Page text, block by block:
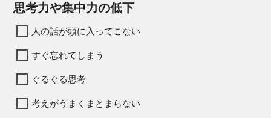
思考力や集中力の低下
人の話が頭に入ってこない
すぐ忘れてしまう
ぐるぐる思考
考えがうまくまとまらない